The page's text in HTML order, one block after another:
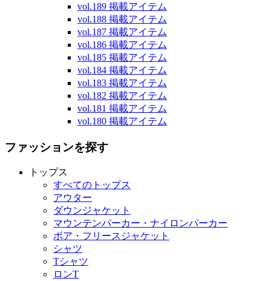
vol.189 掲載アイテム
vol.188 掲載アイテム
vol.187 掲載アイテム
vol.186 掲載アイテム
vol.185 掲載アイテム
vol.184 掲載アイテム
vol.183 掲載アイテム
vol.182 掲載アイテム
vol.181 掲載アイテム
vol.180 掲載アイテム
ファッションを探す
トップス
すべてのトップス
アウター
ダウンジャケット
マウンテンパーカー・ナイロンパーカー
ボア・フリースジャケット
シャツ
Tシャツ
ロンT